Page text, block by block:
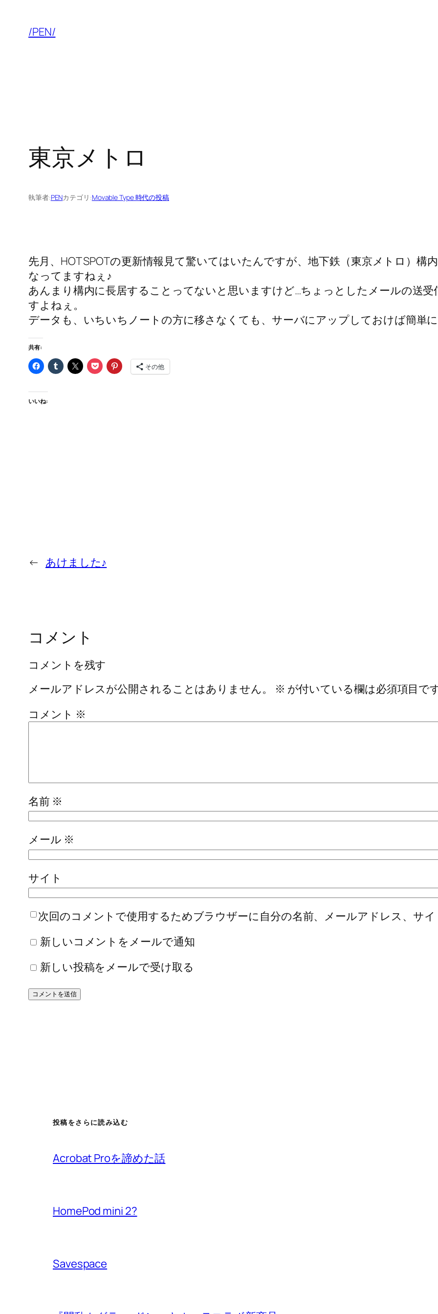
/PEN/
東京メトロ
執筆者:PENカテゴリ:Movable Type 時代の投稿
先月、HOT SPOTの更新情報見て驚いてはいたんですが、地下鉄（東京メトロ）構
なってますねぇ♪
あんまり構内に長居することってないと思いますけど…ちょっとしたメールの送
すよねぇ。
データも、いちいちノートの方に移さなくても、サーバにアップしておけば簡単
共有:
その他
いいね:
← あけました♪
コメント
コメントを残す
メールアドレスが公開されることはありません。
※ が付いている欄は必須項目で
コメント ※
名前 ※
メール ※
サイト
次回のコメントで使用するためブラウザーに自分の名前、メールアドレス、サ
新しいコメントをメールで通知
新しい投稿をメールで受け取る
投稿をさらに読み込む
Acrobat Proを諦めた話
HomePod mini 2?
Savespace